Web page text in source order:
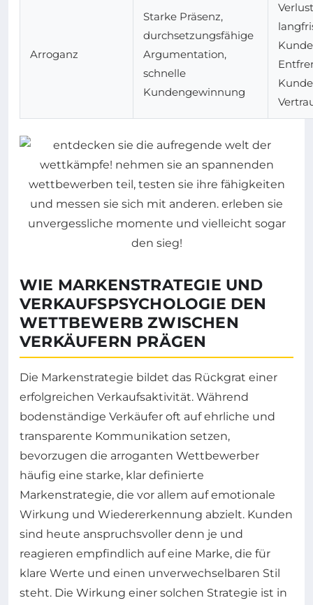
Arroganz
Starke Präsenz,
durchsetzungsfähige
Argumentation,
schnelle
Kundengewinnung
WIE MARKENSTRATEGIE UND
VERKAUFSPSYCHOLOGIE DEN
WETTBEWERB ZWISCHEN
VERKÄUFERN PRÄGEN
Die Markenstrategie bildet das Rückgrat einer
erfolgreichen Verkaufsaktivität. Während
bodenständige Verkäufer oft auf ehrliche und
transparente Kommunikation setzen,
bevorzugen die arroganten Wettbewerber
häufig eine starke, klar definierte
Markenstrategie, die vor allem auf emotionale
Wirkung und Wiedererkennung abzielt. Kunden
sind heute anspruchsvoller denn je und
reagieren empfindlich auf eine Marke, die für
klare Werte und einen unverwechselbaren Stil
steht. Die Wirkung einer solchen Strategie ist in